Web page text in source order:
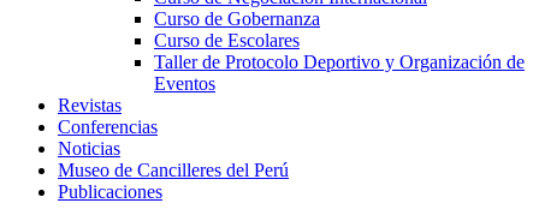
Curso de Gobernanza
Curso de Escolares
Taller de Protocolo Deportivo y Organización de
Eventos
Revistas
Conferencias
Noticias
Museo de Cancilleres del Perú
Publicaciones